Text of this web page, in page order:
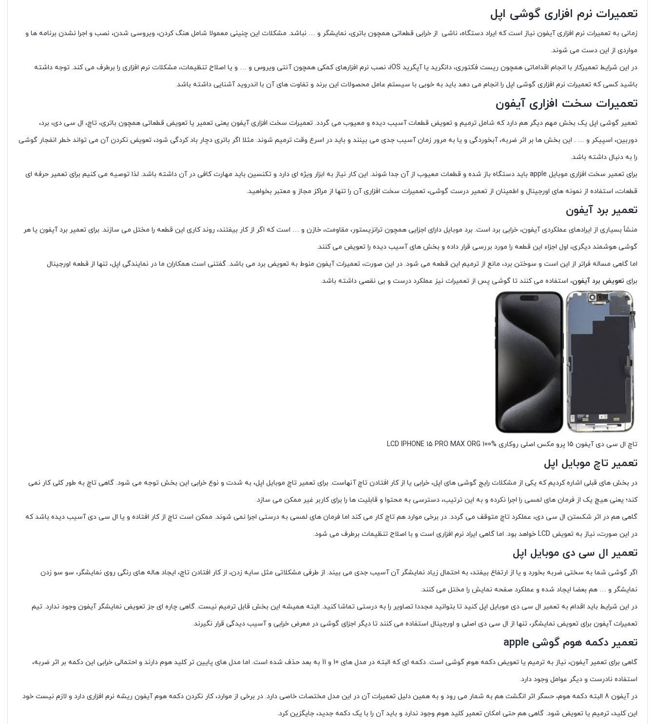
تعمیرات نرم افزاری گوشی اپل
زمانی به تعمیرات نرم افزاری آیفون نیاز است که ایراد دستگاه، ناشی از خرابی قطعاتی همچون باتری، نمایشگر و … نباشد. مشکلات این چنینی معمولا شامل هنگ کردن، ویروسی شدن، نصب و اجرا نشدن برنامه ها و
مواردی از این دست می شوند.
در این شرایط تعمیرکار با انجام اقداماتی همچون ریست فکتوری، دانگرید یا آپگرید iOS، نصب نرم افزارهای کمکی همچون آنتی ویروس و … و یا اصلاح تنظیمات، مشکلات نرم افزاری را برطرف می کند. توجه داشته
باشید کسی که تعمیرات نرم افزاری گوشی اپل را انجام می دهد باید به خوبی با سیستم عامل محصولات این برند و تفاوت های آن با اندروید آشنایی داشته باشد.
تعمیرات سخت افزاری آیفون
تعمیر گوشی اپل یک بخش مهم دیگر هم دارد که شامل ترمیم و تعویض قطعات آسیب دیده و معیوب می گردد. تعمیرات سخت افزاری آیفون یعنی تعمیر یا تعویض قطعاتی همچون باتری، تاچ، ال سی دی، برد،
دوربین، اسپیکر و … . این بخش ها بر اثر ضربه، آبخوردگی و یا به مرور زمان آسیب جدی می بینند و باید در اسرع وقت ترمیم شوند. مثلا اگر باتری دچار باد کردگی شود، تعویض نکردن آن می تواند خطر انفجار گوشی
را به دنبال داشته باشد.
برای تعمیر سخت افزاری موبایل apple باید دستگاه باز شده و قطعات معیوب از آن جدا شوند. این کار نیاز به ابزار ویژه ای دارد و تکنسین باید مهارت کافی در آن داشته باشد. لذا توصیه می کنیم برای تعمیر حرفه ای
قطعات، استفاده از نمونه های اورجینال و اطمینان از تعمیر درست گوشی، تعمیرات سخت افزاری آن را تنها از مراکز مجاز و معتبر بخواهید.
تعمیر برد آیفون
منشأ بسیاری از ایرادهای عملکردی آیفون، خرابی برد است. برد موبایل دارای اجزایی همچون ترانزیستور، مقاومت، خازن و … است که اگر از کار بیفتند، روند کاری این قطعه را مختل می سازند. برای تعمیر برد آیفون یا هر
گوشی هوشمند دیگری، اول اجزاء این قطعه را مورد بررسی قرار داده و بخش های آسیب دیده را تعویض می کنند.
اما گاهی مساله فراتر از این است و سوختن برد، مانع از ترمیم این قطعه می شود. در این صورت، تعمیرات آیفون منوط به تعویض برد می باشد. گفتنی است همکاران ما در نمایندگی اپل، تنها از قطعه اورجینال
برای تعویض برد آیفون، استفاده می کنند تا گوشی پس از تعمیرات نیز عملکرد درست و بی نقصی داشته باشد.
تاچ ال سی دی آیفون 15 پرو مکس اصلی روکاری LCD IPHONE 15 PRO MAX ORG 100%
تعمیر تاچ موبایل اپل
در بخش های قبلی اشاره کردیم که یکی از مشکلات رایج گوشی های اپل، خرابی یا از کار افتادن تاچ آنهاست. برای تعمیر تاچ موبایل اپل، به شدت و نوع خرابی این بخش توجه می شود. گاهی تاچ به طور کلی کار نمی
کند؛ یعنی هیچ یک از فرمان های لمسی را اجرا نکرده و به این ترتیب، دسترسی به محتوا و قابلیت ها را برای کاربر غیر ممکن می سازد.
گاهی هم در اثر شکستن ال سی دی، عملکرد تاچ متوقف می گردد. در برخی موارد هم تاچ کار می کند اما فرمان های لمسی به درستی اجرا نمی شوند. ممکن است تاچ از کار افتاده و یا ال سی دی آسیب دیده باشد که
در این صورت، نیاز به تعویض LCD خواهد بود. اما گاهی ایراد نرم افزاری است و با اصلاح تنظیمات برطرف می شود.
تعمیر ال سی دی موبایل اپل
اگر گوشی شما به سختی ضربه بخورد و یا از ارتفاع بیفتد، به احتمال زیاد نمایشگر آن آسیب جدی می بیند. از طرفی مشکلاتی مثل سایه زدن، از کار افتادن تاچ، ایجاد هاله های رنگی روی نمایشگر، سو سو زدن
نمایشگر و … هم بعضا ایجاد شده و عملکرد صفحه نمایش را مختل می کنند.
در این شرایط باید اقدام به تعمیر ال سی دی موبایل اپل کنید تا بتوانید مجددا تصاویر را به درستی تماشا کنید. البته همیشه این بخش قابل ترمیم نیست. گاهی چاره ای جز تعویض نمایشگر آیفون وجود ندارد. تیم
تعمیرات آیفون برای تعویض نمایشگر، تنها از ال سی دی اصلی و اورجینال استفاده می کنند تا دیگر اجزای گوشی در معرض خرابی و آسیب دیدگی قرار نگیرند.
تعمیر دکمه هوم گوشی apple
گاهی برای تعمیر آیفون، نیاز به ترمیم یا تعویض دکمه هوم گوشی است. دکمه ای که البته در مدل های 10 و 11 به بعد حذف شده است. اما مدل های پایین تر کلید هوم دارند و احتمالی خرابی این دکمه بر اثر ضربه،
استفاده نادرست و دیگر عوامل وجود دارد.
در آیفون 8 البته دکمه هوم، حسگر اثر انگشت هم به شمار می رود و به همین دلیل تعمیرات آن در این مدل مختصات خاصی دارد. در برخی از موارد، کار نکردن دکمه هوم آیفون ریشه نرم افزاری دارد و لازم نیست خود
این کلید، ترمیم یا تعویض شود. گاهی هم حتی امکان تعمیر کلید هوم وجود ندارد و باید آن را با یک دکمه جدید، جایگزین کرد.